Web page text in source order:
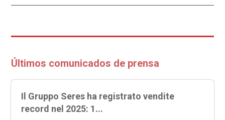
Últimos comunicados de prensa
Il Gruppo Seres ha registrato vendite
record nel 2025: 1...